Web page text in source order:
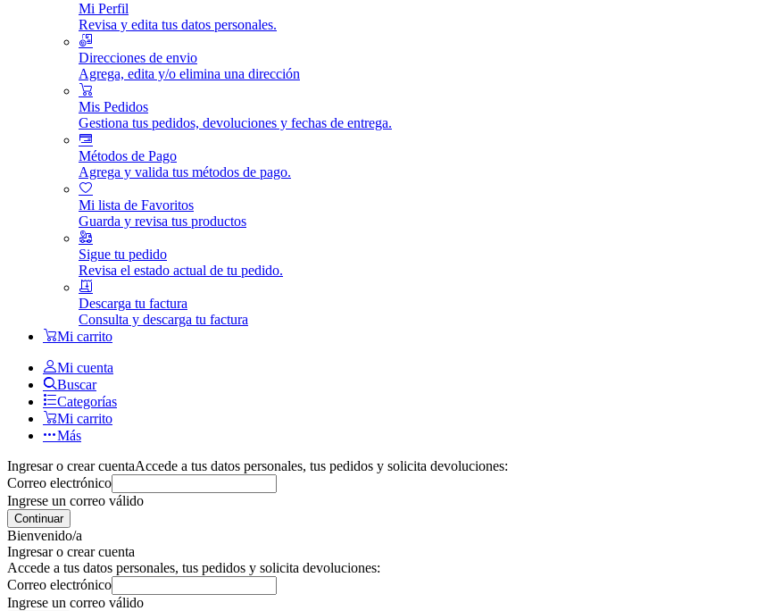
Mi Perfil
Revisa y edita tus datos personales.
Direcciones de envio
Agrega, edita y/o elimina una dirección
Mis Pedidos
Gestiona tus pedidos, devoluciones y fechas de entrega.
Métodos de Pago
Agrega y valida tus métodos de pago.
Mi lista de Favoritos
Guarda y revisa tus productos
Sigue tu pedido
Revisa el estado actual de tu pedido.
Descarga tu factura
Consulta y descarga tu factura
Mi carrito
Mi cuenta
Buscar
Categorías
Mi carrito
Más
Ingresar o crear cuentaAccede a tus datos personales, tus pedidos y solicita devoluciones:
Correo electrónico
Ingrese un correo válido
Continuar
Bienvenido/a
Ingresar o crear cuenta
Accede a tus datos personales, tus pedidos y solicita devoluciones:
Correo electrónico
Ingrese un correo válido